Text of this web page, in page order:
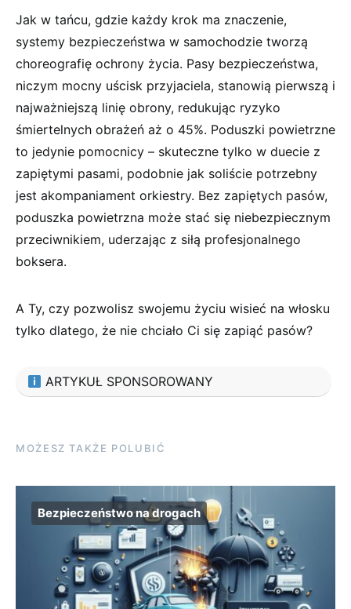
Jak w tańcu, gdzie każdy krok‍ ma znaczenie,
systemy bezpieczeństwa w samochodzie tworzą
choreografię ​ochrony życia. Pasy bezpieczeństwa,
niczym mocny uścisk przyjaciela, stanowią ⁢pierwszą‌ i
najważniejszą linię obrony, redukując ryzyko
śmiertelnych obrażeń aż​ o 45%.‍ Poduszki powietrzne
to jedynie pomocnicy‍ – skuteczne tylko w duecie z
zapiętymi pasami, podobnie jak soliście⁣ potrzebny
jest akompaniament ‌orkiestry. Bez zapiętych pasów,
poduszka powietrzna​ może stać się niebezpiecznym
⁤przeciwnikiem, uderzając z siłą profesjonalnego
boksera.
A Ty, czy pozwolisz swojemu życiu ⁣wisieć‍ na włosku
tylko⁢ dlatego, że nie chciało Ci się ⁤zapiąć pasów?
ARTYKUŁ SPONSOROWANY
MOŻESZ TAKŻE POLUBIĆ
Bezpieczeństwo na drogach